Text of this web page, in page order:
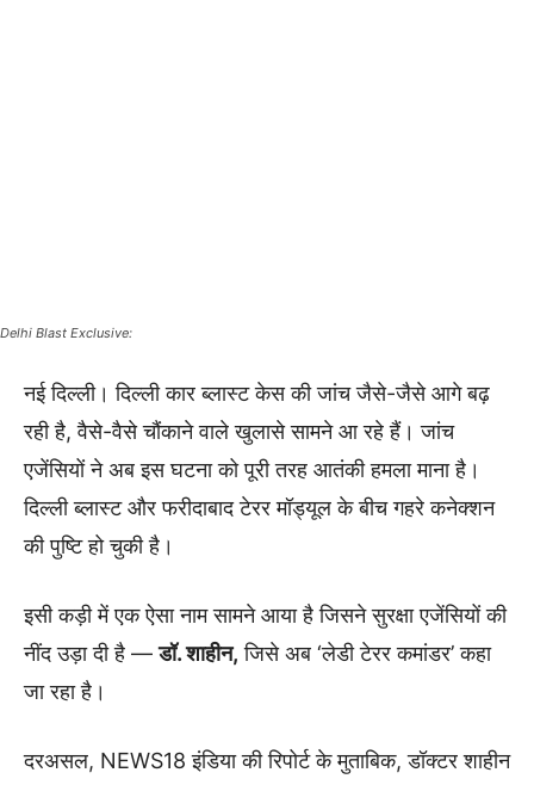
Delhi Blast Exclusive:
नई दिल्ली। दिल्ली कार ब्लास्ट केस की जांच जैसे-जैसे आगे बढ़
रही है, वैसे-वैसे चौंकाने वाले खुलासे सामने आ रहे हैं। जांच
एजेंसियों ने अब इस घटना को पूरी तरह आतंकी हमला माना है।
दिल्ली ब्लास्ट और फरीदाबाद टेरर मॉड्यूल के बीच गहरे कनेक्शन
की पुष्टि हो चुकी है।
इसी कड़ी में एक ऐसा नाम सामने आया है जिसने सुरक्षा एजेंसियों की
नींद उड़ा दी है —डॉ. शाहीन, जिसे अब ‘लेडी टेरर कमांडर’ कहा
जा रहा है।
दरअसल, NEWS18 इंडिया की रिपोर्ट के मुताबिक, डॉक्टर शाहीन